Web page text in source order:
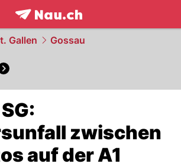
frontpage.NAU.ch
Gallen Gossau
zwischen
auf der A1